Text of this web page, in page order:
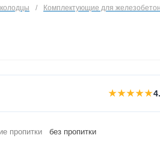
/ Комплектующие для
★★★★★
пропитки без пропитки